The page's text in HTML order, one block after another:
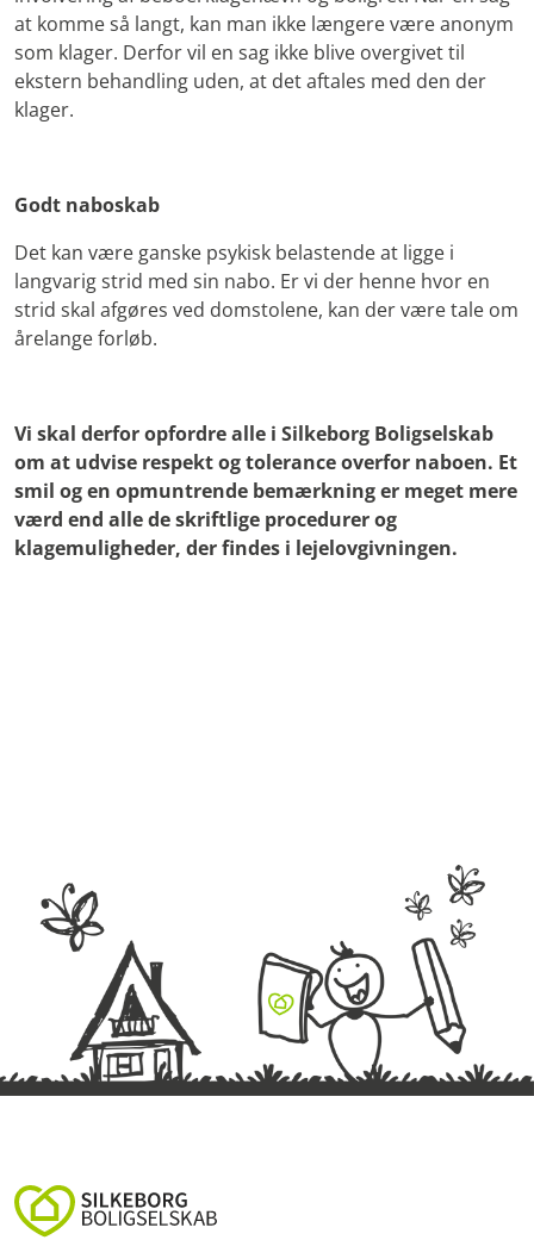
at komme så langt, kan man ikke længere være anonym
som klager. Derfor vil en sag ikke blive overgivet til
ekstern behandling uden, at det aftales med den der
klager.
Godt naboskab
Det kan være ganske psykisk belastende at ligge i
langvarig strid med sin nabo. Er vi der henne hvor en
strid skal afgøres ved domstolene, kan der være tale om
årelange forløb.
Vi skal derfor opfordre alle i Silkeborg Boligselskab
om at udvise respekt og tolerance overfor naboen. Et
smil og en opmuntrende bemærkning er meget mere
værd end alle de skriftlige procedurer og
klagemuligheder, der findes i lejelovgivningen.